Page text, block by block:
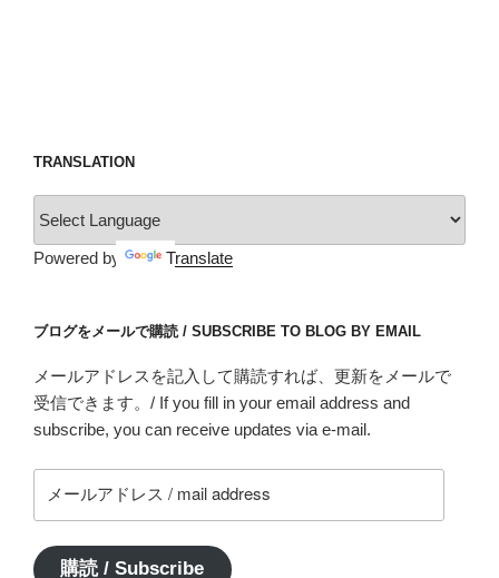
TRANSLATION
Powered by Translate
ブログをメールで購読 / SUBSCRIBE TO BLOG BY EMAIL
メールアドレスを記入して購読すれば、更新をメールで
受信できます。/ If you fill in your email address and
subscribe, you can receive updates via e-mail.
ー
ア
購読 / Subscribe